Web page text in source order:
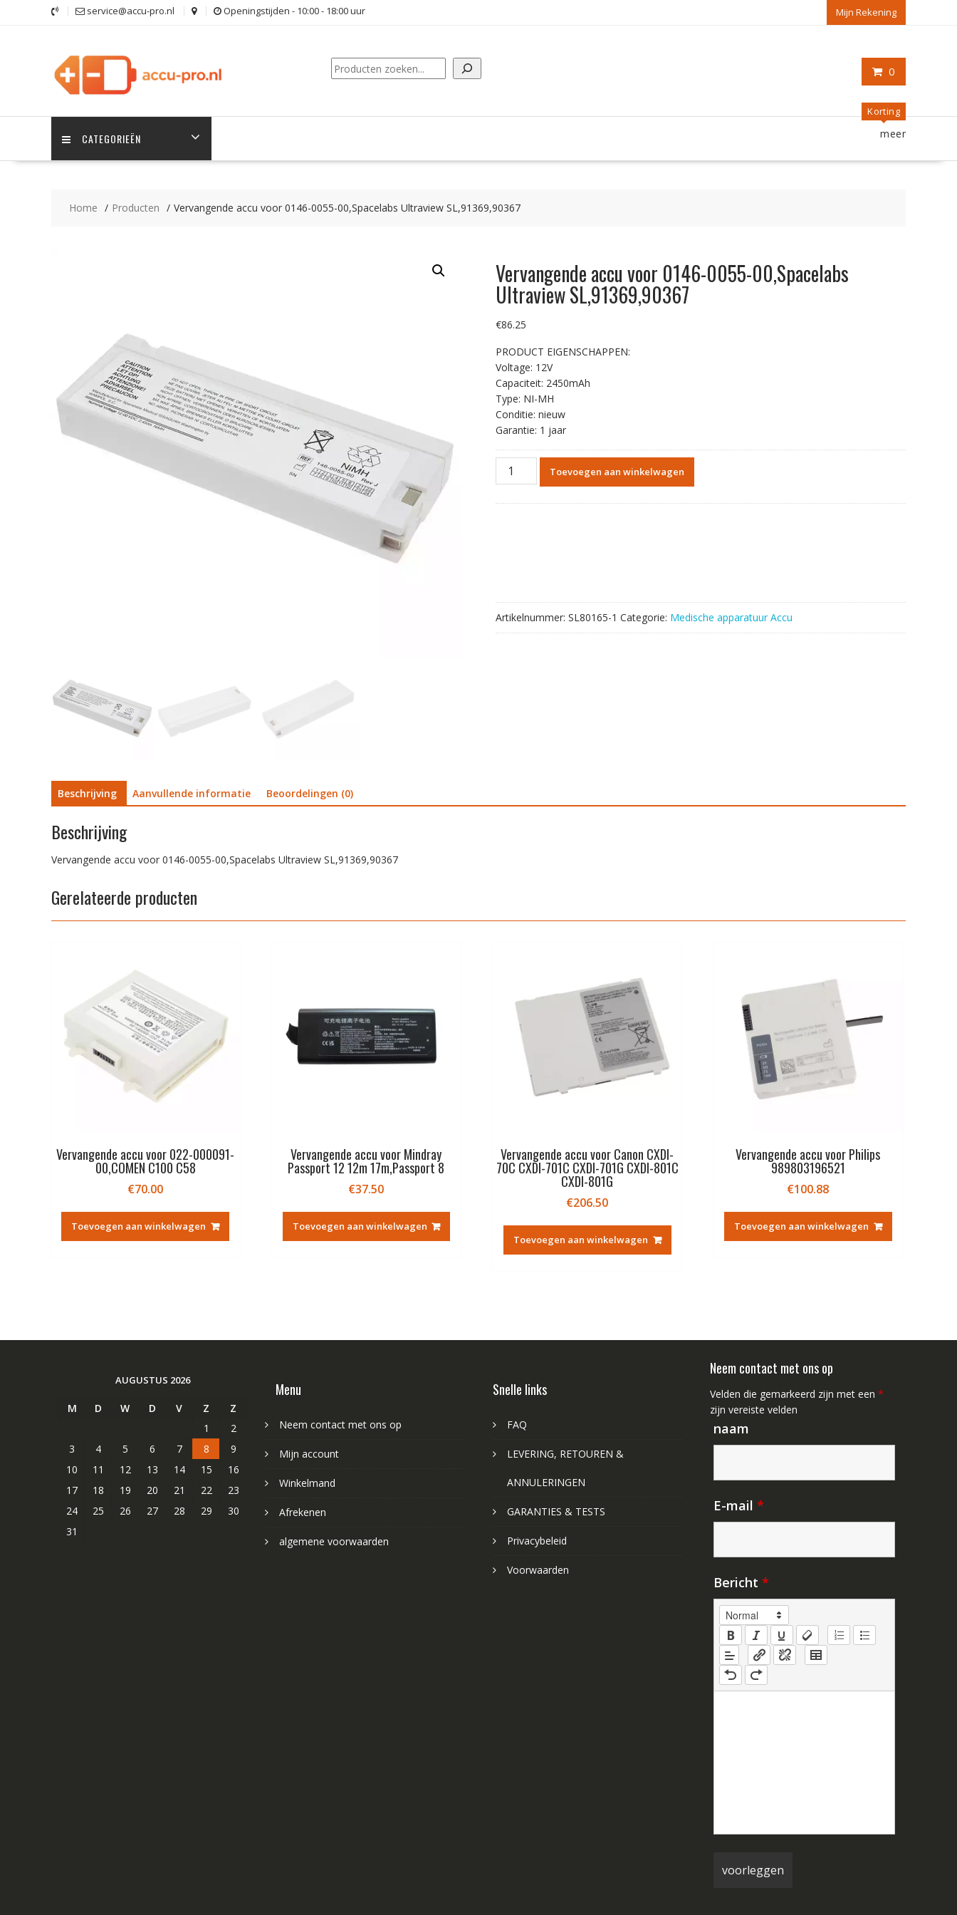
service@accu-pro.nl Openingstijden - 10:00 - 18:00 uur Mijn Rekening
0
Zoeken
CATEGORIEËN
Korting
meer
Home Producten Vervangende accu voor 0146-0055-00,Spacelabs Ultraview SL,91369,90367
Vervangende accu voor 0146-0055-00,Spacelabs
Ultraview SL,91369,90367
€86.25
PRODUCT EIGENSCHAPPEN:
Voltage: 12V
Capaciteit: 2450mAh
Type: NI-MH
Conditie: nieuw
Garantie: 1 jaar
Vervangende
accu
Toevoegen aan winkelwagen
Artikelnummer: SL80165-1 Categorie: Medische apparatuur Accu
Beschrijving Aanvullende informatie Beoordelingen (0)
Beschrijving
Vervangende accu voor 0146-0055-00,Spacelabs Ultraview SL,91369,90367
Gerelateerde producten
Vervangende accu voor 022-000091-
00,COMEN C100 C58
€70.00
Toevoegen aan winkelwagen
Vervangende accu voor Mindray
Passport 12 12m 17m,Passport 8
€37.50
Toevoegen aan winkelwagen
Vervangende accu voor Canon CXDI-
70C CXDI-701C CXDI-701G CXDI-801C
CXDI-801G
€206.50
Toevoegen aan winkelwagen
Vervangende accu voor Philips
989803196521
€100.88
Toevoegen aan winkelwagen
AUGUSTUS 2026
M D W D V Z
Z
1
2
3
4 5 6 7 8
9
10
11 12 13 14 15
16
17
18 19 20 21 22
23
24
25 26 27 28 29
30
31
Menu
Neem contact met ons op
Mijn account
Winkelmand
Afrekenen
algemene voorwaarden
Snelle links
FAQ
LEVERING, RETOUREN &
ANNULERINGEN
GARANTIES & TESTS
Privacybeleid
Voorwaarden
Neem contact met ons op
Velden die gemarkeerd zijn met een *
zijn vereiste velden
naam
E-mail *
Bericht *